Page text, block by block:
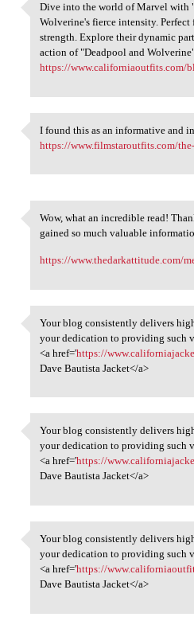
Dive into the world of
Dive into the world of Marvel with
Wolverine's fierce intensity.
strength. Explore their dynamic
action of "Deadpool and
https://www.californiaoutfits.com/
I found this as an
I found this as an informative and
https://www.filmstaroutfits.com/
Wow, what an incredible
Wow, what an incredible read!
gained so much valuable
https://www.thedarkattitude.com/
Your blog consistently
Your blog consistently delivers
your dedication to providing such
<a href='https://
Dave Bautista Jacket</a>
Your blog consistently
Your blog consistently delivers
your dedication to providing such
<a href='https://
Dave Bautista Jacket</a>
Your blog consistently
Your blog consistently delivers
your dedication to providing such
<a href='https://
Dave Bautista Jacket</a>